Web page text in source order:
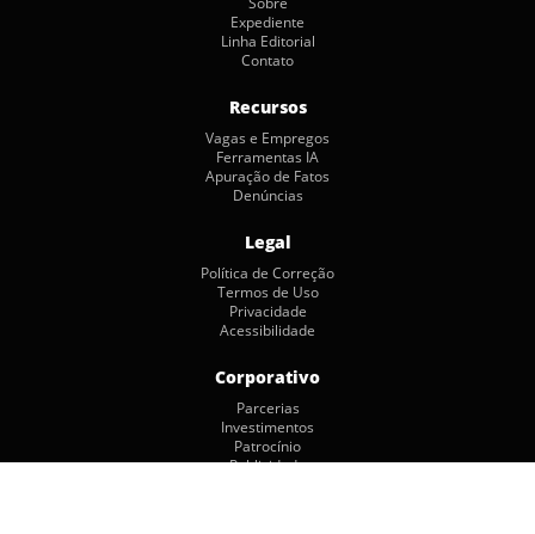
Expediente
Linha Editorial
Contato
Recursos
Vagas e Empregos
Ferramentas IA
Apuração de Fatos
Denúncias
Legal
Política de Correção
Termos de Uso
Privacidade
Acessibilidade
Corporativo
Parcerias
Investimentos
Patrocínio
Publicidade